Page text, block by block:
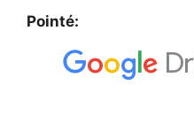
Pointé: